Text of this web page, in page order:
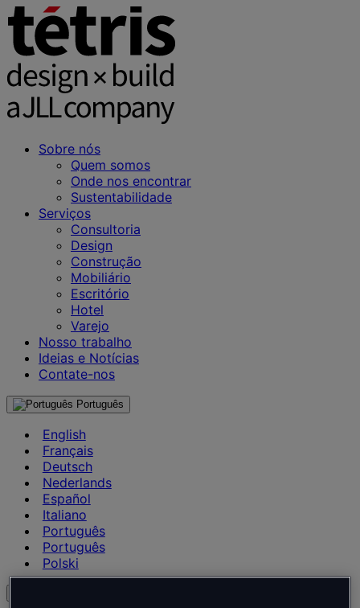
Sobre nós
Quem somos
Onde nos encontrar
Sustentabilidade
Serviços
Consultoria
Design
Construção
Mobiliário
Escritório
Hotel
Varejo
Nosso trabalho
Ideias e Notícias
Contate-nos
Português
English
Français
Deutsch
Nederlands
Español
Italiano
Português
Português
Polski